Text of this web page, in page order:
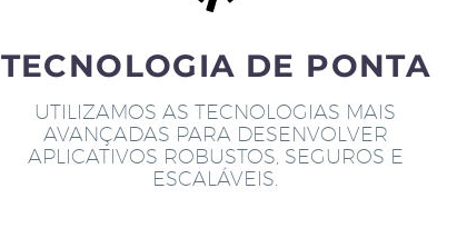
TECNOLOGIA DE PONTA
UTILIZAMOS AS TECNOLOGIAS MAIS
AVANÇADAS PARA DESENVOLVER
APLICATIVOS ROBUSTOS, SEGUROS E
ESCALÁVEIS.